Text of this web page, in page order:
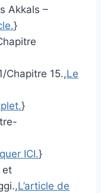
Akkals –
}
Chapitre 15.,Le
}
ICI.}
et
L’article de